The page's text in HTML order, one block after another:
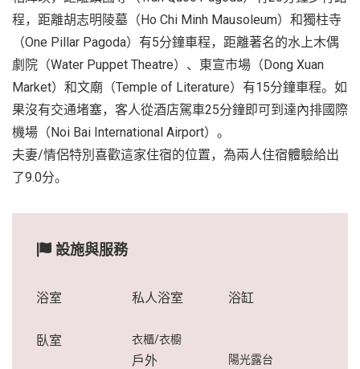
程，距離胡志明陵墓（Ho Chi Minh Mausoleum）和獨柱寺
（One Pillar Pagoda）有5分鐘車程，距離著名的水上木偶
劇院（Water Puppet Theatre）、東宣市場（Dong Xuan
Market）和文廟（Temple of Literature）有15分鐘車程。如
果沒有交通堵塞，客人從酒店駕車25分鐘即可到達內排國際
機場（Noi Bai International Airport）。
夫妻/情侶特別喜歡這家住宿的位置，為兩人住宿體驗給出
了9.0分。
設施與服務
浴室 私人浴室 浴缸
臥室 衣櫃/衣櫥
戶外 陽光露台